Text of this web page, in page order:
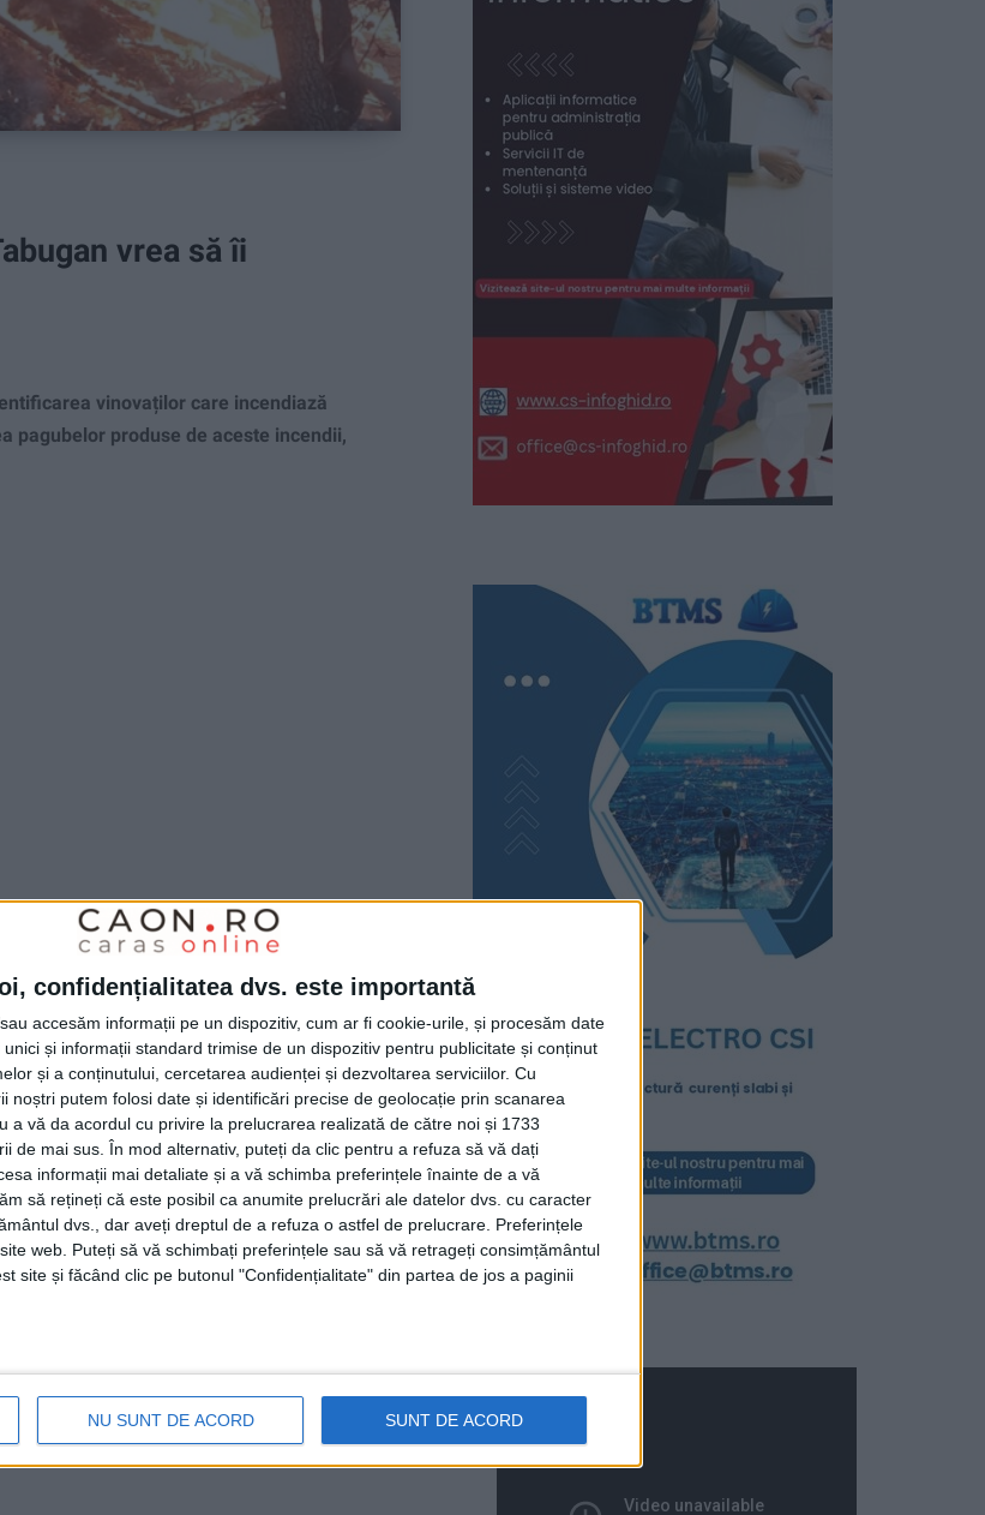
confidențialitatea dvs. este importantă
accesăm informații pe un dispozitiv, cum ar fi cookie-urile, și procesăm date
și informații standard trimise de un dispozitiv pentru publicitate și conținut
și a conținutului, cercetarea audienței și dezvoltarea serviciilor. Cu
noștri putem folosi date și identificări precise de geolocație prin scanarea
a vă da acordul cu privire la prelucrarea realizată de către noi și 1733
de mai sus. În mod alternativ, puteți da clic pentru a refuza să vă dați
informații mai detaliate și a vă schimba preferințele înainte de a vă
să rețineți că este posibil ca anumite prelucrări ale datelor dvs. cu caracter
dvs., dar aveți dreptul de a refuza o astfel de prelucrare. Preferințele
web. Puteți să vă schimbați preferințele sau să vă retrageți consimțământul
site și făcând clic pe butonul "Confidențialitate" din partea de jos a paginii
NU SUNT DE ACORD SUNT DE ACORD
vrea să îi
vinovaților care incendiază
pagubelor produse de aceste incendii,